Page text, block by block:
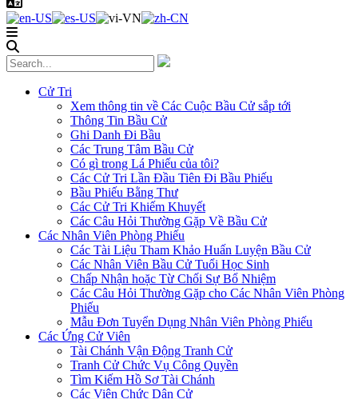
Cử Tri
Xem thông tin về Các Cuộc Bầu Cử sắp tới
Thông Tin Bầu Cử
Ghi Danh Đi Bầu
Các Trung Tâm Bầu Cử
Có gì trong Lá Phiếu của tôi?
Các Cử Tri Lần Đầu Tiên Đi Bầu Phiếu
Bầu Phiếu Bằng Thư
Các Cử Tri Khiếm Khuyết
Các Câu Hỏi Thường Gặp Về Bầu Cử
Các Nhân Viên Phòng Phiếu
Các Tài Liệu Tham Khảo Huấn Luyện Bầu Cử
Các Nhân Viên Bầu Cử Tuổi Học Sinh
Chấp Nhận hoặc Từ Chối Sự Bổ Nhiệm
Các Câu Hỏi Thường Gặp cho Các Nhân Viên Phòng
Phiếu
Mẫu Đơn Tuyển Dụng Nhân Viên Phòng Phiếu
Các Ứng Cử Viên
Tài Chánh Vận Động Tranh Cử
Tranh Cử Chức Vụ Công Quyền
Tìm Kiếm Hồ Sơ Tài Chánh
Các Viên Chức Dân Cử